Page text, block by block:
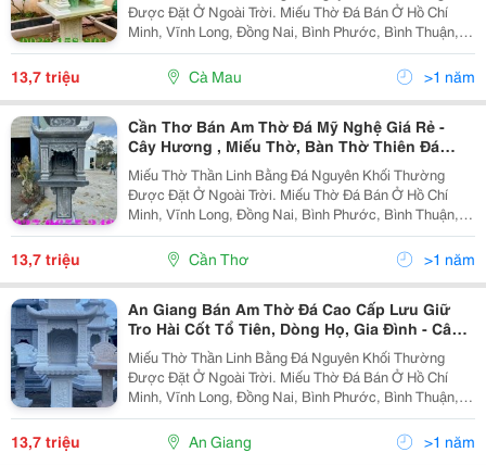
Được Đặt Ở Ngoài Trời. Miếu Thờ Đá Bán Ở Hồ Chí
Minh, Vĩnh Long, Đồng Nai, Bình Phước, Bình Thuận,
Bình Dương, Long An, Tiền Giang, Đồng Tháp, Tây
Ninh, Quảng Ngãi, Lâm Đồng, Gia Lai, Kontum, Trà
Vinh,...
13,7 triệu Cà Mau >1 năm
Cần Thơ Bán Am Thờ Đá Mỹ Nghệ Giá Rẻ -
Cây Hương , Miếu Thờ, Bàn Thờ Thiên Đá
Nguyên Khối 2 Mái, 1 Mái.
Miếu Thờ Thần Linh Bằng Đá Nguyên Khối Thường
Được Đặt Ở Ngoài Trời. Miếu Thờ Đá Bán Ở Hồ Chí
Minh, Vĩnh Long, Đồng Nai, Bình Phước, Bình Thuận,
Bình Dương, Long An, Tiền Giang, Đồng Tháp, Tây
Ninh, Quảng Ngãi, Lâm Đồng, Gia Lai, Kontum, Trà
Vinh,...
13,7 triệu Cần Thơ >1 năm
An Giang Bán Am Thờ Đá Cao Cấp Lưu Giữ
Tro Hài Cốt Tổ Tiên, Dòng Họ, Gia Đình - Cây
Hương Đá Đặt Ngoài Sân Đẹp
Miếu Thờ Thần Linh Bằng Đá Nguyên Khối Thường
Được Đặt Ở Ngoài Trời. Miếu Thờ Đá Bán Ở Hồ Chí
Minh, Vĩnh Long, Đồng Nai, Bình Phước, Bình Thuận,
Bình Dương, Long An, Tiền Giang, Đồng Tháp, Tây
Ninh, Quảng Ngãi, Lâm Đồng, Gia Lai, Kontum, Trà
Vinh,...
13,7 triệu An Giang >1 năm